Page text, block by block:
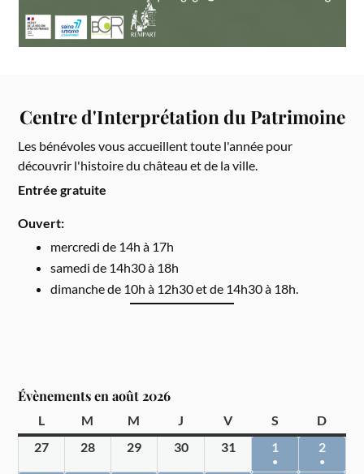
Centre d'Interprétation du Patrimoine
Les bénévoles vous accueillent toute l'année pour
découvrir l'histoire du château et de la ville.
Entrée gratuite
Ouvert:
mercredi de 14h à 17h
samedi de 14h30 à 18h
dimanche de 10h à 12h30 et de 14h30 à 18h.
Évènements en août 2026
L M M J V S
D
27
28 29 30 31 1
●
2
●